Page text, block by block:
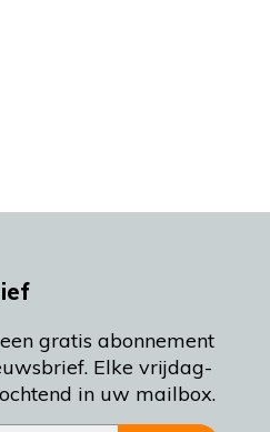
gratis abonnement
Elke vrijdag-
in uw mailbox.